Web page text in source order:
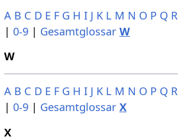
A B C D E F G H I J K L M N O P Q R
| 0-9| Gesamtglossar W
W
A B C D E F G H I J K L M N O P Q R
| 0-9| Gesamtglossar X
X